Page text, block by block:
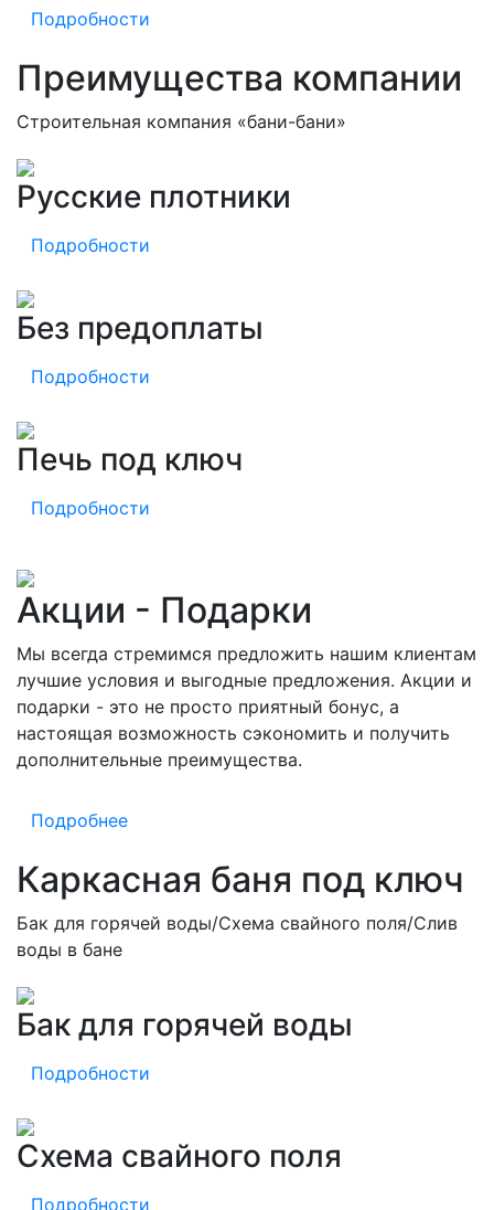
Подробности
Преимущества компании
Строительная компания «бани-бани»
Русские плотники
Подробности
Без предоплаты
Подробности
Печь под ключ
Подробности
Акции - Подарки
Мы всегда стремимся предложить нашим клиентам
лучшие условия и выгодные предложения. Акции и
подарки - это не просто приятный бонус, а
настоящая возможность сэкономить и получить
дополнительные преимущества.
Подробнее
Каркасная баня под ключ
Бак для горячей воды/Схема свайного поля/Слив
воды в бане
Бак для горячей воды
Подробности
Схема свайного поля
Подробности